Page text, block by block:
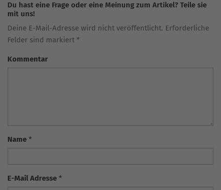
Du hast eine Frage oder eine Meinung zum Artikel? Teile sie
mit uns!
Deine E-Mail-Adresse wird nicht veröffentlicht. Erforderliche
Felder sind markiert *
Kommentar
Name *
E-Mail Adresse *